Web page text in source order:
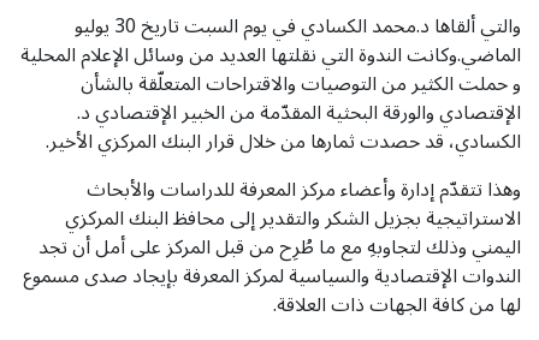
والتي ألقاها د.محمد الكسادي في يوم السبت تاريخ 30 يوليو
الماضي.وكانت الندوة التي نقلتها العديد من وسائل الإعلام المحلية
و حملت الكثير من التوصيات والاقتراحات المتعلّقة بالشأن
الإقتصادي والورقة البحثية المقدّمة من الخبير الإقتصادي د.
الكسادي، قد حصدت ثمارها من خلال قرار البنك المركزي الأخير.
وهذا تتقدّم إدارة وأعضاء مركز المعرفة للدراسات والأبحاث
الاستراتيجية بجزيل الشكر والتقدير إلى محافظ البنك المركزي
اليمني وذلك لتجاوبهِ مع ما طُرِح من قبل المركز على أمل أن تجد
الندوات الإقتصادية والسياسية لمركز المعرفة بإيجاد صدى مسموع
لها من كافة الجهات ذات العلاقة.